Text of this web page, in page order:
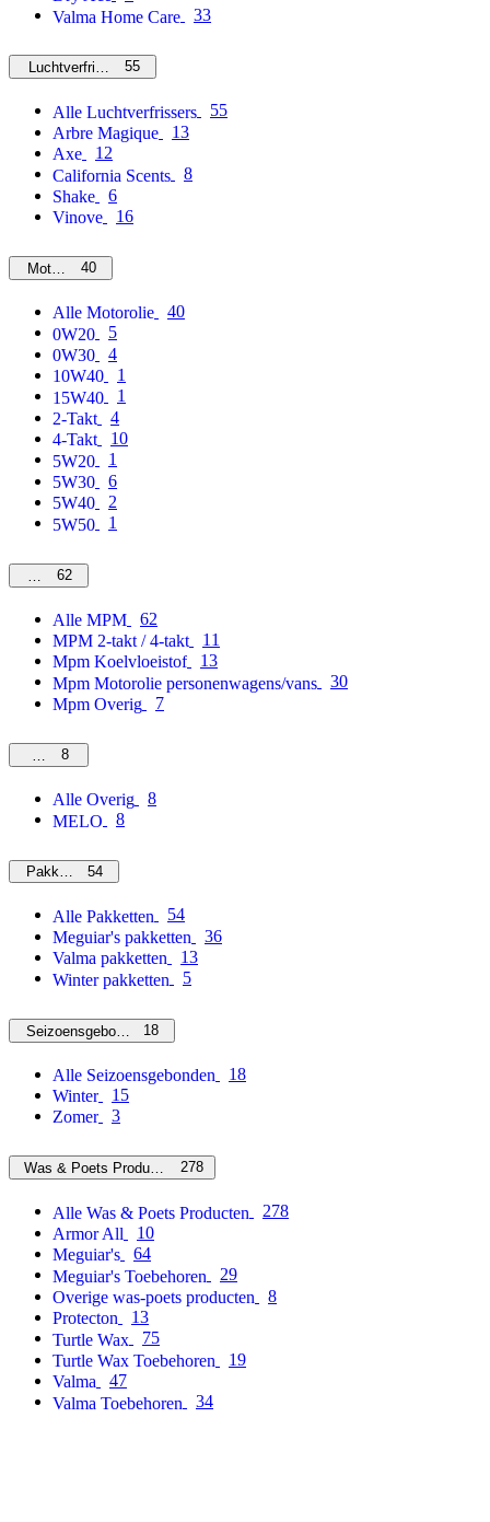
Valma Home Care
33
Luchtverfrissers55
Alle Luchtverfrissers
55
Arbre Magique
13
Axe
12
California Scents
8
Shake
6
Vinove
16
Motorolie40
Alle Motorolie
40
0W20
5
0W30
4
10W40
1
15W40
1
2-Takt
4
4-Takt
10
5W20
1
5W30
6
5W40
2
5W50
1
MPM62
Alle MPM
62
MPM 2-takt / 4-takt
11
Mpm Koelvloeistof
13
Mpm Motorolie personenwagens/vans
30
Mpm Overig
7
Overig
8
Alle Overig
8
MELO
8
Pakketten54
Alle Pakketten
54
Meguiar's pakketten
36
Valma pakketten
13
Winter pakketten
5
Seizoensgebonden18
Alle Seizoensgebonden
18
Winter
15
Zomer
3
Was & Poets Producten 278
Alle Was & Poets Producten
278
Armor All
10
Meguiar's
64
Meguiar's Toebehoren
29
Overige was-poets producten
8
Protecton
13
Turtle Wax
75
Turtle Wax Toebehoren
19
Valma
47
Valma Toebehoren
34